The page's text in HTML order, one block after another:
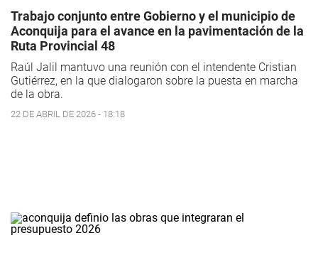
Trabajo conjunto entre Gobierno y el municipio de
Aconquija para el avance en la pavimentación de la
Ruta Provincial 48
Raúl Jalil mantuvo una reunión con el intendente Cristian
Gutiérrez, en la que dialogaron sobre la puesta en marcha
de la obra.
22 DE ABRIL DE 2026 - 18:18